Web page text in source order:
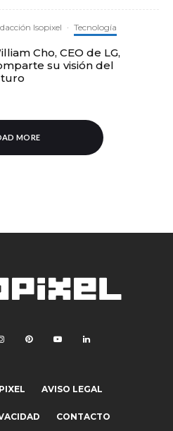
Isopixel · Tecnología
Cho, CEO de LG,
su visión del
MORE
AVISO LEGAL
CONTACTO